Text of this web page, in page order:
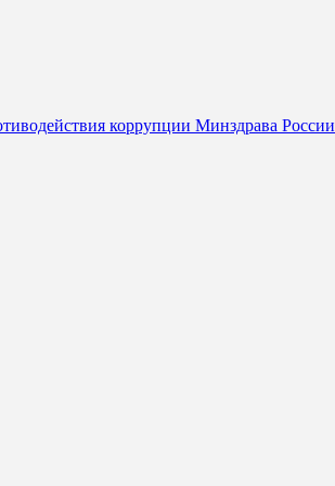
коррупции Минздрава России